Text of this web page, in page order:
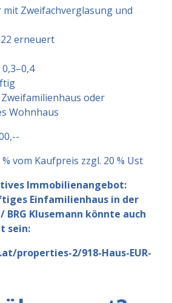
Zweifachverglasung und
erneuert
oder
Wohnhaus
vom Kaufpreis zzgl. 20 % Ust
Immobilienangebot:
Einfamilienhaus in der
BRG Klusemann könnte auch
sein:
properties-2/918-Haus-EUR-